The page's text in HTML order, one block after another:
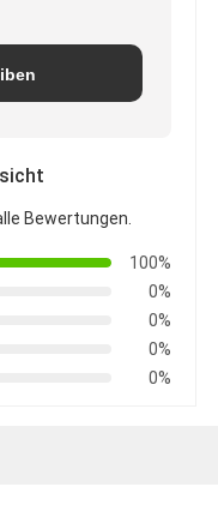
Bewertungen.
100%
0%
0%
0%
0%